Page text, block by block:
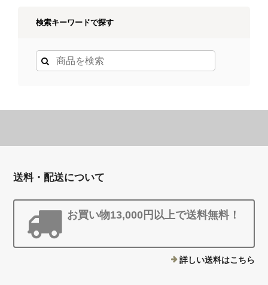
検索キーワードで探す
送料・配送について
お買い物13,000円以上で送料無料！
詳しい送料はこちら